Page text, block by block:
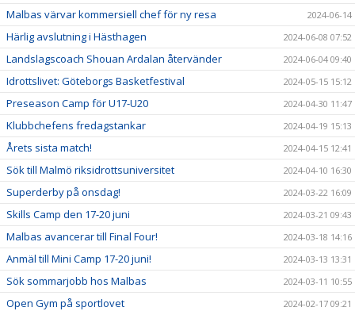
Malbas värvar kommersiell chef för ny resa 2024-06-14
Härlig avslutning i Hästhagen 2024-06-08 07:52
Landslagscoach Shouan Ardalan återvänder 2024-06-04 09:40
Idrottslivet: Göteborgs Basketfestival 2024-05-15 15:12
Preseason Camp för U17-U20 2024-04-30 11:47
Klubbchefens fredagstankar 2024-04-19 15:13
Årets sista match! 2024-04-15 12:41
Sök till Malmö riksidrottsuniversitet 2024-04-10 16:30
Superderby på onsdag! 2024-03-22 16:09
Skills Camp den 17-20 juni 2024-03-21 09:43
Malbas avancerar till Final Four! 2024-03-18 14:16
Anmäl till Mini Camp 17-20 juni! 2024-03-13 13:31
Sök sommarjobb hos Malbas 2024-03-11 10:55
Open Gym på sportlovet 2024-02-17 09:21